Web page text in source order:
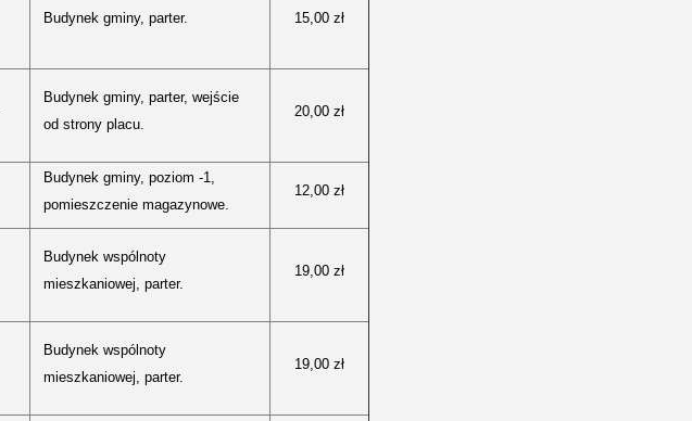
Budynek gminy, parter. 15,00 zł
Budynek gminy, parter, wejście
od strony placu.
20,00 zł
Budynek gminy, poziom -1,
pomieszczenie magazynowe.
12,00 zł
Budynek wspólnoty
mieszkaniowej, parter.
19,00 zł
Budynek wspólnoty
mieszkaniowej, parter.
19,00 zł